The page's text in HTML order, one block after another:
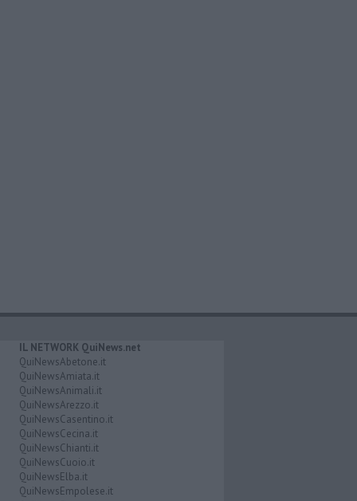
IL NETWORK QuiNews.net
QuiNewsAbetone.it
QuiNewsAmiata.it
QuiNewsAnimali.it
QuiNewsArezzo.it
QuiNewsCasentino.it
QuiNewsCecina.it
QuiNewsChianti.it
QuiNewsCuoio.it
QuiNewsElba.it
QuiNewsEmpolese.it